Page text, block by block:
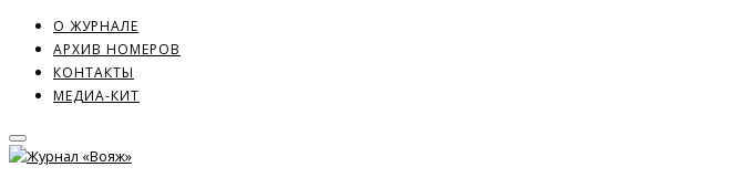
О ЖУРНАЛЕ
АРХИВ НОМЕРОВ
КОНТАКТЫ
МЕДИА-КИТ